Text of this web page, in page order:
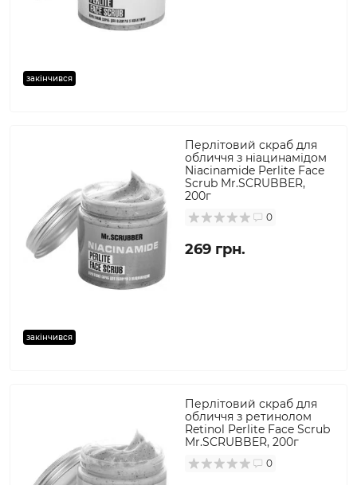
закінчився
закінчився
Перлітовий скраб для
обличчя з ніацинамідом
Niacinamide Perlite Face
Scrub Mr.SCRUBBER,
200г
0
269 грн.
Перлітовий скраб для
обличчя з ретинолом
Retinol Perlite Face Scrub
Mr.SCRUBBER, 200г
0